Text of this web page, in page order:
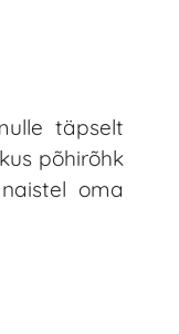
täpselt
põhirõhk
oma